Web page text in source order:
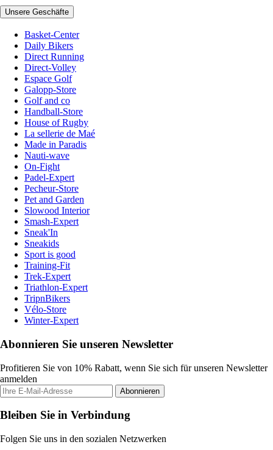
Unsere Geschäfte
Basket-Center
Daily Bikers
Direct Running
Direct-Volley
Espace Golf
Galopp-Store
Golf and co
Handball-Store
House of Rugby
La sellerie de Maé
Made in Paradis
Nauti-wave
On-Fight
Padel-Expert
Pecheur-Store
Pet and Garden
Slowood Interior
Smash-Expert
Sneak'In
Sneakids
Sport is good
Training-Fit
Trek-Expert
Triathlon-Expert
TripnBikers
Vélo-Store
Winter-Expert
Abonnieren Sie unseren Newsletter
Profitieren Sie von 10% Rabatt, wenn Sie sich für unseren Newsletter
anmelden
Abonnieren
Bleiben Sie in Verbindung
Folgen Sie uns in den sozialen Netzwerken